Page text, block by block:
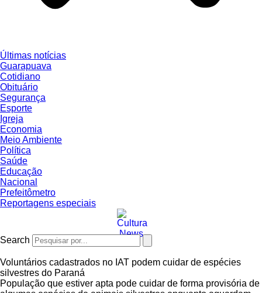
Últimas notícias
Guarapuava
Cotidiano
Obituário
Segurança
Esporte
Igreja
Economia
Meio Ambiente
Política
Saúde
Educação
Nacional
Prefeitômetro
Reportagens especiais
Search
Voluntários cadastrados no IAT podem cuidar de espécies
silvestres do Paraná
População que estiver apta pode cuidar de forma provisória de